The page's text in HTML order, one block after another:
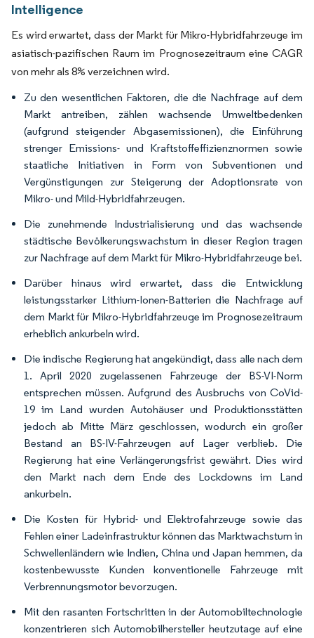
Intelligence
Es wird erwartet, dass der Markt für Mikro-Hybridfahrzeuge im
asiatisch-pazifischen Raum im Prognosezeitraum eine CAGR
von mehr als 8% verzeichnen wird.
Zu den wesentlichen Faktoren, die die Nachfrage auf dem
Markt antreiben, zählen wachsende Umweltbedenken
(aufgrund steigender Abgasemissionen), die Einführung
strenger Emissions- und Kraftstoffeffizienznormen sowie
staatliche Initiativen in Form von Subventionen und
Vergünstigungen zur Steigerung der Adoptionsrate von
Mikro- und Mild-Hybridfahrzeugen.
Die zunehmende Industrialisierung und das wachsende
städtische Bevölkerungswachstum in dieser Region tragen
zur Nachfrage auf dem Markt für Mikro-Hybridfahrzeuge bei.
Darüber hinaus wird erwartet, dass die Entwicklung
leistungsstarker Lithium-Ionen-Batterien die Nachfrage auf
dem Markt für Mikro-Hybridfahrzeuge im Prognosezeitraum
erheblich ankurbeln wird.
Die indische Regierung hat angekündigt, dass alle nach dem
1. April 2020 zugelassenen Fahrzeuge der BS-VI-Norm
entsprechen müssen. Aufgrund des Ausbruchs von CoVid-
19 im Land wurden Autohäuser und Produktionsstätten
jedoch ab Mitte März geschlossen, wodurch ein großer
Bestand an BS-IV-Fahrzeugen auf Lager verblieb. Die
Regierung hat eine Verlängerungsfrist gewährt. Dies wird
den Markt nach dem Ende des Lockdowns im Land
ankurbeln.
Die Kosten für Hybrid- und Elektrofahrzeuge sowie das
Fehlen einer Ladeinfrastruktur können das Marktwachstum in
Schwellenländern wie Indien, China und Japan hemmen, da
kostenbewusste Kunden konventionelle Fahrzeuge mit
Verbrennungsmotor bevorzugen.
Mit den rasanten Fortschritten in der Automobiltechnologie
konzentrieren sich Automobilhersteller heutzutage auf eine